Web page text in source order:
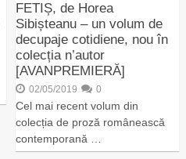
FETIȘ, de Horea
Sibișteanu – un volum de
decupaje cotidiene, nou în
colecția n’autor
[AVANPREMIERĂ]
02/05/2019 0
Cel mai recent volum din
colecția de proză românească
contemporană …